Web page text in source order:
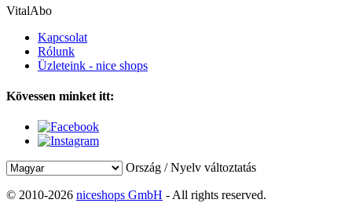
VitalAbo
Kapcsolat
Rólunk
Üzleteink - nice shops
Kövessen minket itt:
Ország / Nyelv változtatás
© 2010-2026 niceshops GmbH - All rights reserved.